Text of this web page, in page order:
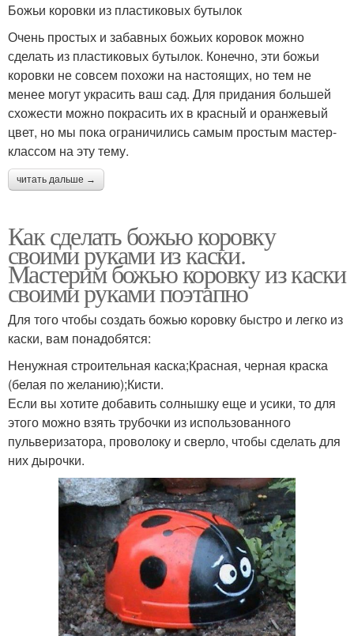
Божьи коровки из пластиковых бутылок
Очень простых и забавных божьих коровок можно
сделать из пластиковых бутылок. Конечно, эти божьи
коровки не совсем похожи на настоящих, но тем не
менее могут украсить ваш сад. Для придания большей
схожести можно покрасить их в красный и оранжевый
цвет, но мы пока ограничились самым простым мастер-
классом на эту тему.
читать дальше →
Как сделать божью коровку
своими руками из каски.
Мастерим божью коровку из каски
своими руками поэтапно
Для того чтобы создать божью коровку быстро и легко из
каски, вам понадобятся:
Ненужная строительная каска;Красная, черная краска
(белая по желанию);Кисти.
Если вы хотите добавить солнышку еще и усики, то для
этого можно взять трубочки из использованного
пульверизатора, проволоку и сверло, чтобы сделать для
них дырочки.